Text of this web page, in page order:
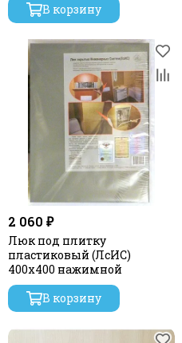
В корзину
2 060 ₽
Люк под плитку
пластиковый (ЛсИС)
400х400 нажимной
В корзину